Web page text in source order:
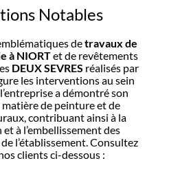
Notables
detravaux de
à NIORTet de revêtements
DEUX SEVRES réalisés par
les interventions au sein
a démontré son
de peinture et de
contribuant ainsi à la
à l’embellissement des
l’établissement. Consultez
clients ci-dessous :